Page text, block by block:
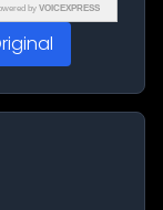
by VOICEXPRESS